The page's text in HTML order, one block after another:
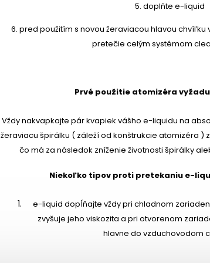
5. doplňte e-liquid
6. pred použitím s novou žeraviacou hlavou
pretečie celým systémom
Prvé použitie atomizéra
Vždy nakvapkajte pár kvapiek vášho e-liquidu na
žeraviacu špirálku ( záleží od konštrukcie atomizéra )
čo má za následok zníženie životnosti špirálky
Niekoľko tipov proti pretekaniu e-
e-liquid dopĺňajte vždy pri chladnom
zvyšuje jeho viskozita a pri otvorenom
hlavne do vzduchovodom